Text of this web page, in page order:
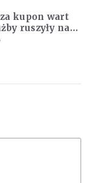
kupon wart
ruszyły na